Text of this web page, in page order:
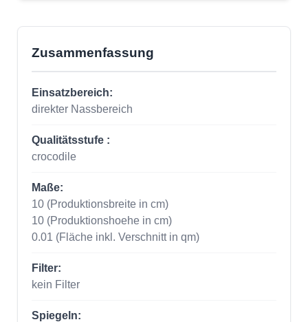
Zusammenfassung
Einsatzbereich:
direkter Nassbereich
Qualitätsstufe :
crocodile
Maße:
10 (Produktionsbreite in cm)
10 (Produktionshoehe in cm)
0.01 (Fläche inkl. Verschnitt in qm)
Filter:
kein Filter
Spiegeln: